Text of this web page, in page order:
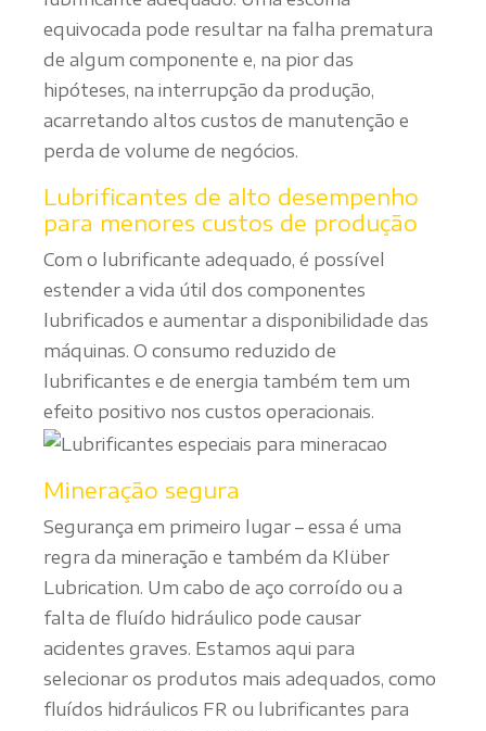
equivocada pode resultar na falha prematura
de algum componente e, na pior das
hipóteses, na interrupção da produção,
acarretando altos custos de manutenção e
perda de volume de negócios.
Lubrificantes de alto desempenho
para menores custos de produção
Com o lubrificante adequado, é possível
estender a vida útil dos componentes
lubrificados e aumentar a disponibilidade das
máquinas. O consumo reduzido de
lubrificantes e de energia também tem um
efeito positivo nos custos operacionais.
Mineração segura
Segurança em primeiro lugar – essa é uma
regra da mineração e também da Klüber
Lubrication. Um cabo de aço corroído ou a
falta de fluído hidráulico pode causar
acidentes graves. Estamos aqui para
selecionar os produtos mais adequados, como
fluídos hidráulicos FR ou lubrificantes para